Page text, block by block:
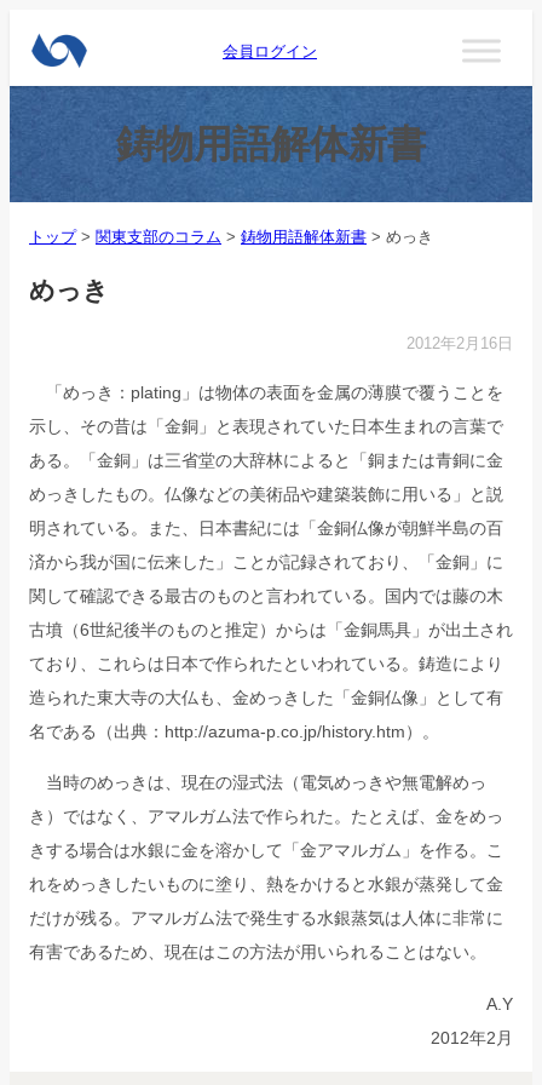
会員ログイン
鋳物用語解体新書
トップ> 関東支部のコラム > 鋳物用語解体新書 > めっき
めっき
2012年2月16日
「めっき：plating」は物体の表面を金属の薄膜で覆うことを
示し、その昔は「金銅」と表現されていた日本生まれの言葉で
ある。「金銅」は三省堂の大辞林によると「銅または青銅に金
めっきしたもの。仏像などの美術品や建築装飾に用いる」と説
明されている。また、日本書紀には「金銅仏像が朝鮮半島の百
済から我が国に伝来した」ことが記録されており、「金銅」に
関して確認できる最古のものと言われている。国内では藤の木
古墳（6世紀後半のものと推定）からは「金銅馬具」が出土され
ており、これらは日本で作られたといわれている。鋳造により
造られた東大寺の大仏も、金めっきした「金銅仏像」として有
名である（出典：http://azuma-p.co.jp/history.htm）。
当時のめっきは、現在の湿式法（電気めっきや無電解めっ
き）ではなく、アマルガム法で作られた。たとえば、金をめっ
きする場合は水銀に金を溶かして「金アマルガム」を作る。こ
れをめっきしたいものに塗り、熱をかけると水銀が蒸発して金
だけが残る。アマルガム法で発生する水銀蒸気は人体に非常に
有害であるため、現在はこの方法が用いられることはない。
A.Y
2012年2月